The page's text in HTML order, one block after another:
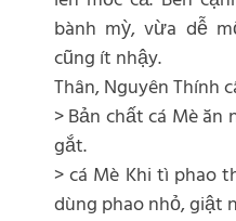
bành mỳ, vừa dễ
cũng ít nhậy.
Thân, Nguyên Thính
> Bản chất cá Mè
gắt.
> cá Mè Khi tì phao
dùng phao nhỏ, giật